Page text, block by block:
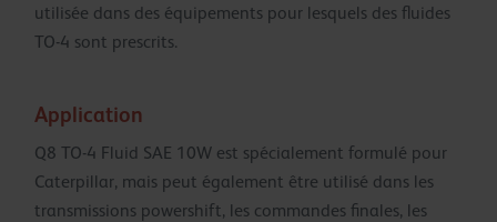
utilisée dans des équipements pour lesquels des fluides
TO-4 sont prescrits.
Application
Q8 TO-4 Fluid SAE 10W est spécialement formulé pour
Caterpillar, mais peut également être utilisé dans les
transmissions powershift, les commandes finales, les